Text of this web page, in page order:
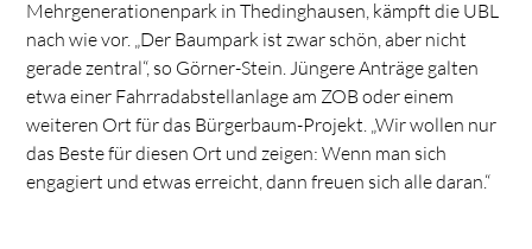
Mehrgenerationenpark in Thedinghausen, kämpft die UBL
nach wie vor. „Der Baumpark ist zwar schön, aber nicht
gerade zentral“, so Görner-Stein. Jüngere Anträge galten
etwa einer Fahrradabstellanlage am ZOB oder einem
weiteren Ort für das Bürgerbaum-Projekt. „Wir wollen nur
das Beste für diesen Ort und zeigen: Wenn man sich
engagiert und etwas erreicht, dann freuen sich alle daran.“